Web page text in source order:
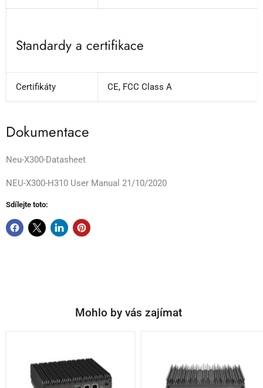
Standardy a certifikace
Certifikáty CE, FCC Class A
Dokumentace
Neu-X300-Datasheet
NEU-X300-H310 User Manual 21/10/2020
Sdílejte toto:
Mohlo by vás zajímat